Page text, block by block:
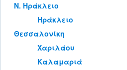
Ν. Ηράκλειο
Ηράκλειο
Θεσσαλονίκη
Χαριλάου
Καλαμαριά